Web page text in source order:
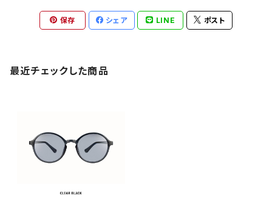
保存 シェア LINE ポスト
最近チェックした商品